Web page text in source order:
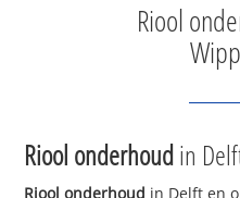
Riool
Riool onderhoudin
Riool onderhoud in Delft en